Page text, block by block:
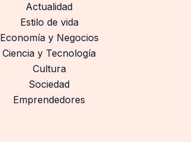
Actualidad
Estilo de vida
Economía y Negocios
Ciencia y Tecnología
Cultura
Sociedad
Emprendedores